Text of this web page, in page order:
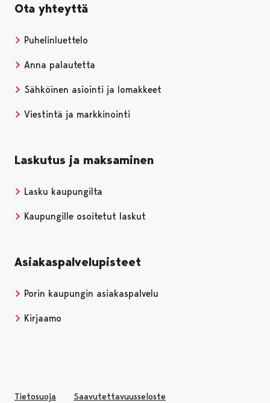
Ota yhteyttä
Puhelinluettelo
Anna palautetta
Sähköinen asiointi ja lomakkeet
Viestintä ja markkinointi
Laskutus ja maksaminen
Lasku kaupungilta
Kaupungille osoitetut laskut
Asiakaspalvelupisteet
Porin kaupungin asiakaspalvelu
Kirjaamo
Tietosuoja Saavutettavuusseloste